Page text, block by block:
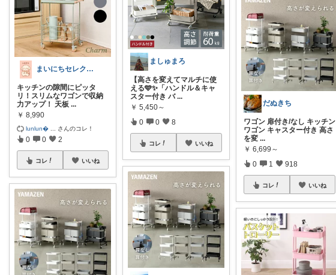
まいにちセレクトdays
キッチンの隙間にピッタ
リ！スリムなワゴンで収納
力アップ！ 天板 ...
￥ 8,990
lunlun さんのコレ！
0 0 2
コレ いいね
ましゅまろ
【高さを変えてマルチに使
える🩵✨「ハンドル＆キャ
スター付き バ ...
￥ 5,450～
0 0 8
コレ いいね
だぬきち
ワゴン 扉付き/なし キッチン
ワゴン キャスター付き 高さ
を変 ...
￥ 6,699～
0 1 918
コレ いいね